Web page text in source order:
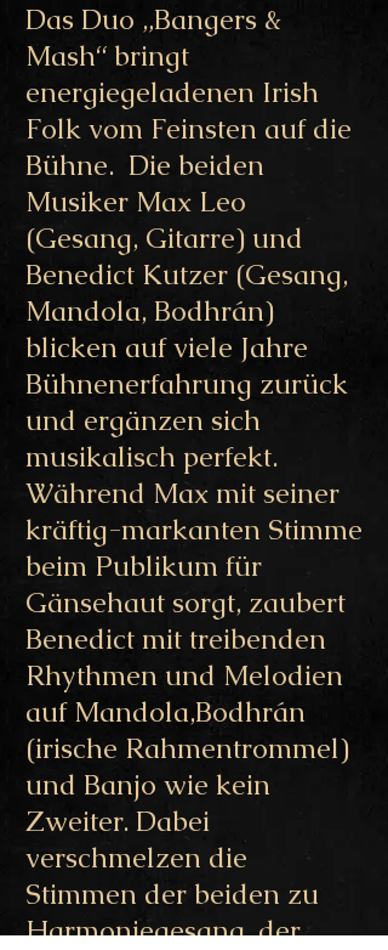
Das Duo „Bangers &
Mash“ bringt
energiegeladenen Irish
Folk vom Feinsten auf die
Bühne. Die beiden
Musiker Max Leo
(Gesang, Gitarre) und
Benedict Kutzer (Gesang,
Mandola, Bodhrán)
blicken auf viele Jahre
Bühnenerfahrung zurück
und ergänzen sich
musikalisch perfekt.
Während Max mit seiner
kräftig-markanten Stimme
beim Publikum für
Gänsehaut sorgt, zaubert
Benedict mit treibenden
Rhythmen und Melodien
auf Mandola,Bodhrán
(irische Rahmentrommel)
und Banjo wie kein
Zweiter. Dabei
verschmelzen die
Stimmen der beiden zu
Harmoniegesang, der